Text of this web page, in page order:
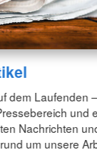
dem Laufenden
und
Nachrichten
um unsere